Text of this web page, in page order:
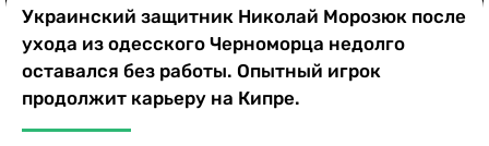
Украинский защитник Николай Морозюк после
ухода из одесского Черноморца недолго
оставался без работы. Опытный игрок
продолжит карьеру на Кипре.